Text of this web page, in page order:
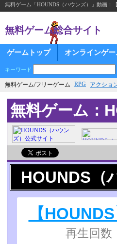
無料ゲーム「HOUNDS（ハウンズ）」動画
無料ゲーム総合サイト
ゲームトップ オンラインゲー
キーワード
無料ゲーム/フリーゲーム RPG アクショ
無料ゲーム：
HOUNDS（
【
再生回